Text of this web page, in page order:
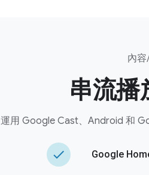
內
串流播
運用 Google Cast、Android 和
done Google